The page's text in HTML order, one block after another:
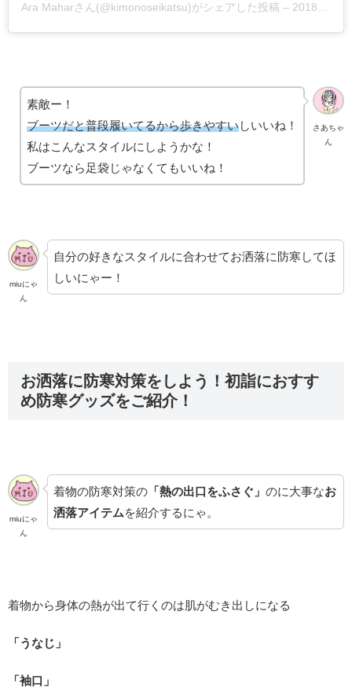
Ara Maharさん(@kimonoseikatsu)がシェアした投稿 – 2018年 1月月21日午前5時40分PST
さあちゃ
ん
素敵ー！
ブーツだと普段履いてるから歩きやすいしいいね！
私はこんなスタイルにしようかな！
ブーツなら足袋じゃなくてもいいね！
miuにゃ
ん
自分の好きなスタイルに合わせてお洒落に防寒してほ
しいにゃー！
お洒落に防寒対策をしよう！初詣におすす
め防寒グッズをご紹介！
miuにゃ
ん
着物の防寒対策の 「熱の出口をふさぐ」 のに大事なお
洒落アイテムを紹介するにゃ。
着物から身体の熱が出て行くのは肌がむき出しになる
「うなじ」
「袖口」